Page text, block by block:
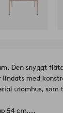
Den snyggt
lindats med
utomhus, som
54 cm.